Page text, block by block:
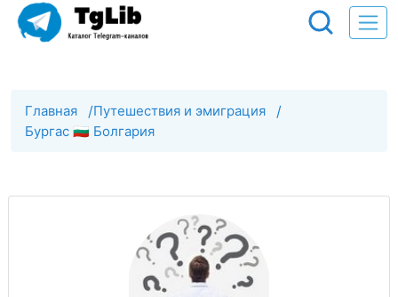
Главная /Путешествия и эмиграция /
Бургас 🇧🇬 Болгария